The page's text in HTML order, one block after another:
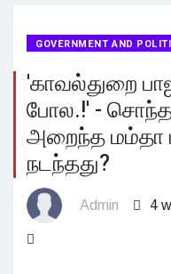
GOVERNMENT AND
'காவல்துறை
போல.!' -
அறைந்த மம்தா
நடந்தது?
Admin 4